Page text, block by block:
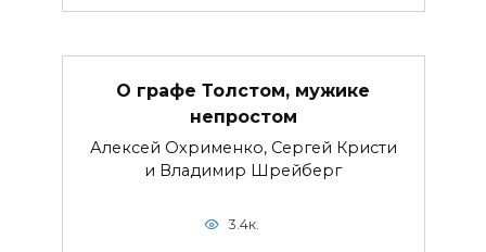
О графе Толстом, мужике
непростом
Алексей Охрименко, Сергей Кристи
и Владимир Шрейберг
3.4к.